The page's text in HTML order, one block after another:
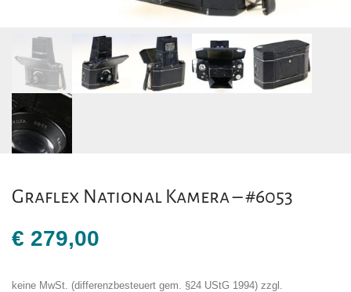
Graflex National Kamera – #6053
€ 279,00
keine MwSt. (differenzbesteuert gem. §24 UStG 1994) zzgl.